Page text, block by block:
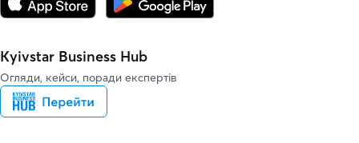
Kyivstar Business Hub
Огляди, кейси, поради експертів